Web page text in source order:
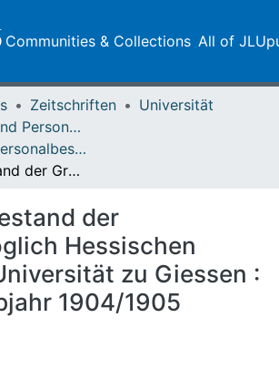
Communities & Collections All of
Zeitschriften
Universität
Vorlesungs- und Personalverzeichnis / Justus-Liebig-Universität Gießen
[1837-1916] Personalbestand / Verzeichnis der Studirenden der Großherzoglich Hessischen Ludwigs-Universität zu Giessen
Personalbestand der Großherzoglich Hessischen Ludwigs-Universität zu Giessen : Winterhalbjahr 1904/1905
der
Hessischen
zu Giessen :
1904/1905